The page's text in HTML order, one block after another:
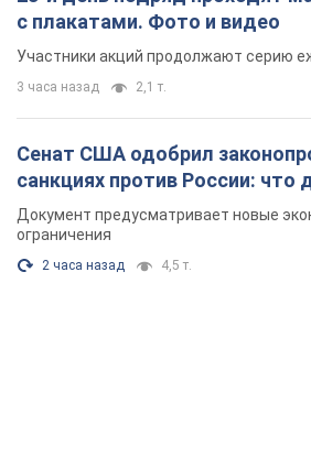
с плакатами. Фото и видео
Участники акций продолжают серию
3 часа назад 2,1 т.
Сенат США одобрил
санкциях против России: что
Документ предусматривает новые
ограничения
2 часа назад 4,5 т.